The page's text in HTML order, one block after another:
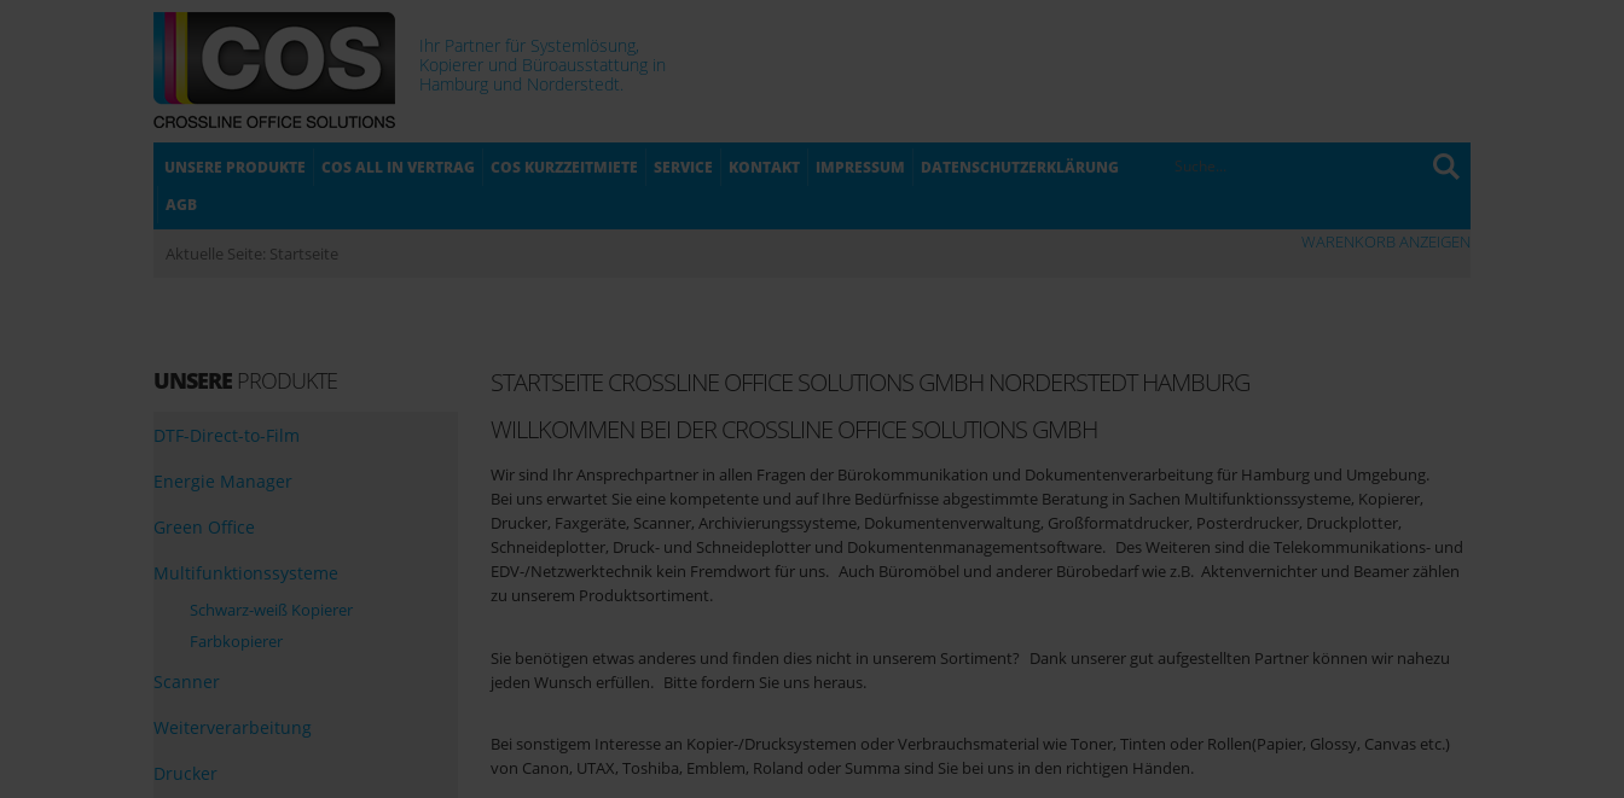
Ihr Partner für Systemlösung,
Kopierer und Büroausstattung in
Hamburg und Norderstedt.
UNSERE PRODUKTE COS ALL IN VERTRAG COS KURZZEITMIETE SERVICE KONTAKT IMPRESSUM
DATENSCHUTZERKLÄRUNG
AGB
Aktuelle Seite: Startseite
WARENKORB ANZEIGEN
NEU - i-SENSYS X
C1333i Serie
Hochwertige und kompakte A4-Farb-
Multifunktionssysteme mit Cloud-Konnektivität Ein
geringer typischer durchschnittlicher
Energieverbrauch (TEC) spart Energie und senkt die
Betriebskosten
UNSERE PRODUKTE
DTF-Direct-to-Film
Energie Manager
Green Office
Multifunktionssysteme
Schwarz-weiß Kopierer
Farbkopierer
Scanner
Weiterverarbeitung
Drucker
STARTSEITE CROSSLINE OFFICE SOLUTIONS GMBH NORDERSTEDT HAMBURG
WILLKOMMEN BEI DER CROSSLINE OFFICE SOLUTIONS GMBH
Wir sind Ihr Ansprechpartner in allen Fragen der Bürokommunikation und Dokumentenverarbeitung für Hamburg und Umgebung.
Bei uns erwartet Sie eine kompetente und auf Ihre Bedürfnisse abgestimmte Beratung in Sachen Multifunktionssysteme, Kopierer,
Drucker, Faxgeräte, Scanner, Archivierungssysteme, Dokumentenverwaltung, Großformatdrucker, Posterdrucker, Druckplotter,
Schneideplotter, Druck- und Schneideplotter und Dokumentenmanagementsoftware. Des Weiteren sind die Telekommunikations- und
EDV-/Netzwerktechnik kein Fremdwort für uns. Auch Büromöbel und anderer Bürobedarf wie z.B. Aktenvernichter und Beamer zählen
zu unserem Produktsortiment.
Sie benötigen etwas anderes und finden dies nicht in unserem Sortiment? Dank unserer gut aufgestellten Partner können wir nahezu
jeden Wunsch erfüllen. Bitte fordern Sie uns heraus.
Bei sonstigem Interesse an Kopier-/Drucksystemen oder Verbrauchsmaterial wie Toner, Tinten oder Rollen(Papier, Glossy, Canvas etc.)
von Canon, UTAX, Toshiba, Emblem, Roland oder Summa sind Sie bei uns in den richtigen Händen.